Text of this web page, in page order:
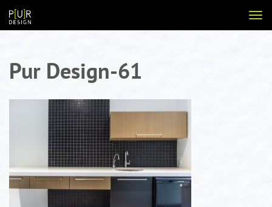
contenu
Pur Design-61
Voir